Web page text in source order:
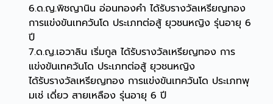
6.ด.ญ.พิชญานิน อ่อนทองคำ ได้รับรางวัลเหรียญทอง
การแข่งขันเทควันโด ประเภทต่อสู้ ยุวชนหญิง รุ่นอายุ 6
ปี
7.ด.ญ.เอวาลิน เริ่มกูล ได้รับรางวัลเหรียญทอง การ
แข่งขันเทควันโด ประเภทต่อสู้ ยุวชนหญิง
ได้รับรางวัลเหรียญทอง การแข่งขันเทควันโด ประเภทพุ
มเช่ เดี่ยว สายเหลือง รุ่นอายุ 6 ปี